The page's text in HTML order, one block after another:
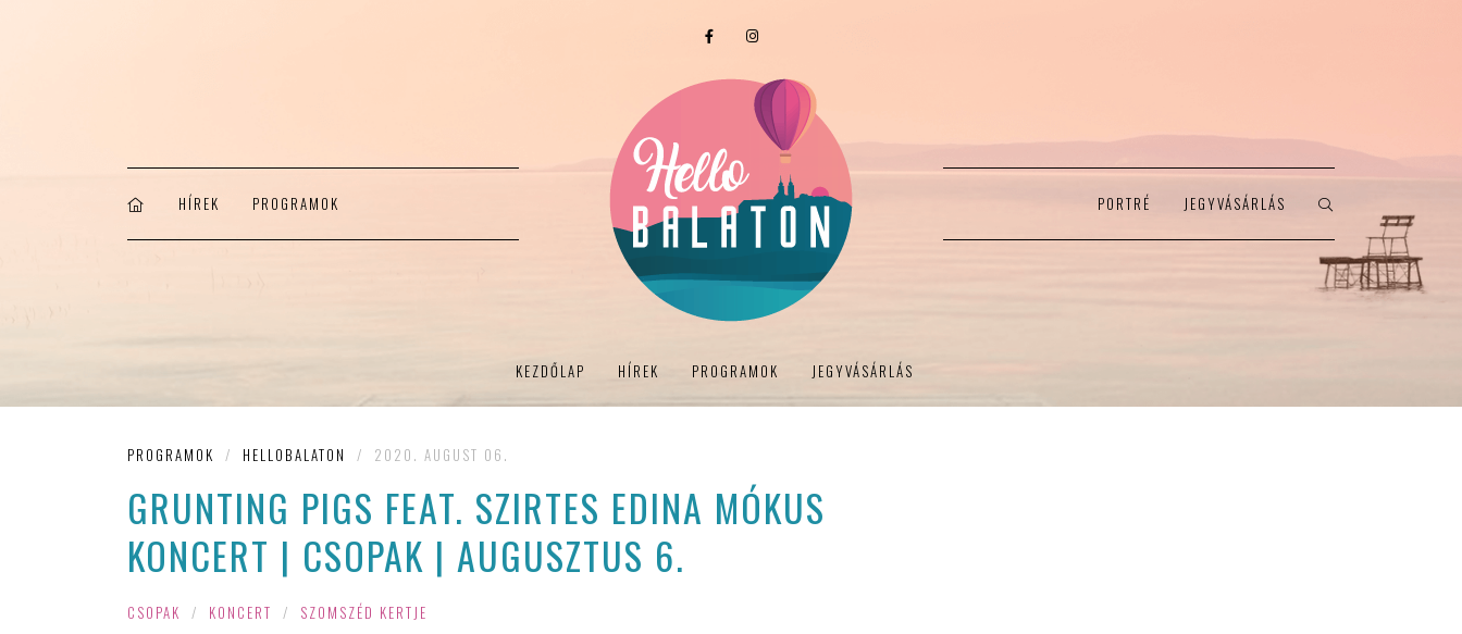
HÍREK PROGRAMOK PORTRÉ JEGYVÁSÁRLÁS
KEZDŐLAP HÍREK PROGRAMOK JEGYVÁSÁRLÁS
PROGRAMOK / HELLOBALATON / 2020. AUGUST 06.
GRUNTING PIGS FEAT. SZIRTES EDINA MÓKUS
KONCERT | CSOPAK | AUGUSZTUS 6.
CSOPAK / KONCERT / SZOMSZÉD KERTJE